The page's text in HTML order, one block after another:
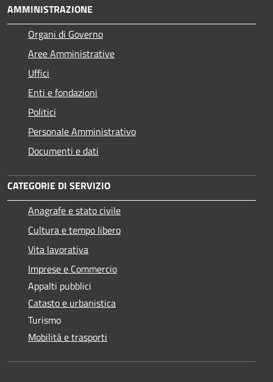
AMMINISTRAZIONE
Organi di Governo
Aree Amministrative
Uffici
Enti e fondazioni
Politici
Personale Amministrativo
Documenti e dati
CATEGORIE DI SERVIZIO
Anagrafe e stato civile
Cultura e tempo libero
Vita lavorativa
Imprese e Commercio
Appalti pubblici
Catasto e urbanistica
Turismo
Mobilità e trasporti